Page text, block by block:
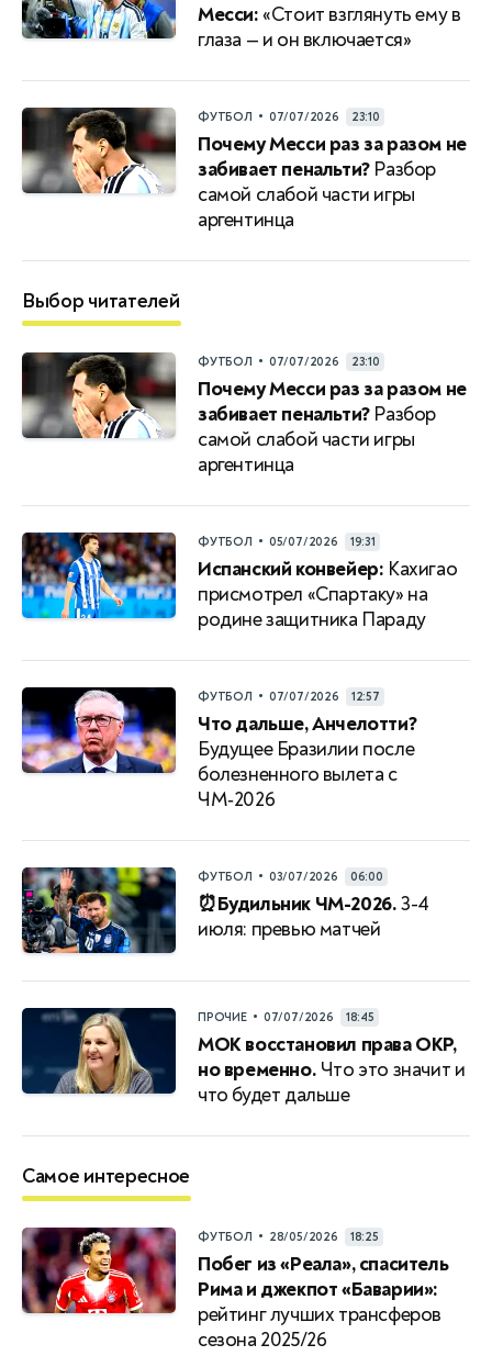
Месси:«Стоит взглянуть ему в
глаза — и он включается»
ФУТБОЛ • 07/07/2026 23:10
Почему Месси раз за разом не
забивает пенальти?Разбор
самой слабой части игры
аргентинца
Выбор читателей
ФУТБОЛ • 07/07/2026 23:10
Почему Месси раз за разом не
забивает пенальти?Разбор
самой слабой части игры
аргентинца
ФУТБОЛ • 05/07/2026 19:31
Испанский конвейер: Кахигао
присмотрел «Спартаку» на
родине защитника Параду
ФУТБОЛ • 07/07/2026 12:57
Что дальше, Анчелотти?
Будущее Бразилии после
болезненного вылета с
ЧМ‑2026
ФУТБОЛ • 03/07/2026 06:00
⏰Будильник ЧМ-2026.3-4
июля: превью матчей
ПРОЧИЕ • 07/07/2026 18:45
МОК восстановил права ОКР,
но временно. Что это значит и
что будет дальше
Самое интересное
ФУТБОЛ • 28/05/2026 18:25
Побег из «Реала», спаситель
Рима и джекпот «Баварии»:
рейтинг лучших трансферов
сезона 2025/26